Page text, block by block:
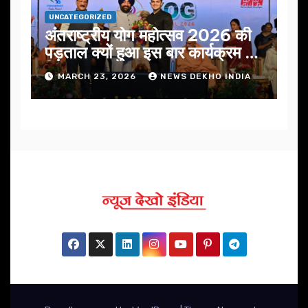
UNCATEGORIZED
अंतराष्ट्रीय योग महोत्सव 2026 की
पड़ताल क्यों हुआ इस बार कार्यक्रम में
निखार
MARCH 23, 2026 NEWS DEKHO INDIA